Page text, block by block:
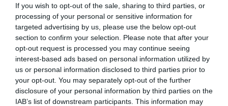
If you wish to opt-out of the sale, sharing to third parties, or
processing of your personal or sensitive information for
targeted advertising by us, please use the below opt-out
section to confirm your selection. Please note that after your
opt-out request is processed you may continue seeing
interest-based ads based on personal information utilized by
us or personal information disclosed to third parties prior to
your opt-out. You may separately opt-out of the further
disclosure of your personal information by third parties on the
IAB’s list of downstream participants. This information may
χτυπούν την εθνική κυριαρχία και θέτουν σε
κίνδυνο οικονομίες χωρών του ΝΑΤΟ
ΠΟΛΙΤΙΚΗ